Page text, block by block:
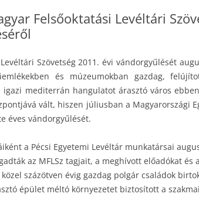
Felsőoktatási Levéltári
Szövetség 2011. évi vándorgyűlését
és múzeumokban gazdag,
mediterrán hangulatot árasztó város
vált, hiszen júliusban a Magyarországi
éves vándorgyűlését.
a Pécsi Egyetemi Levéltár munkatársai
az MFLSz tagjait, a meghívott előadókat és
százötven évig gazdag polgár családok
épület méltó környezetet biztosított a